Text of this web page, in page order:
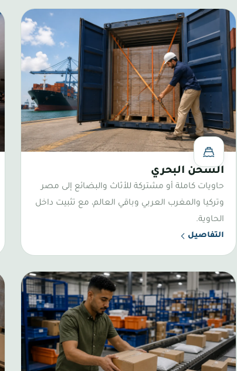
الأوفر للأحجام الكبيرة
الشحن البحري
حاويات كاملة أو مشتركة للأثاث والبضائع إلى مصر
وتركيا والمغرب العربي وباقي العالم، مع تثبيت داخل
الحاوية.
التفاصيل